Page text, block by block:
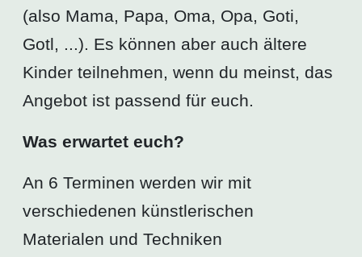
(also Mama, Papa, Oma, Opa, Goti,
Gotl, ...). Es können aber auch ältere
Kinder teilnehmen, wenn du meinst, das
Angebot ist passend für euch.
Was erwartet euch?
An 6 Terminen werden wir mit
verschiedenen künstlerischen
Materialen und Techniken